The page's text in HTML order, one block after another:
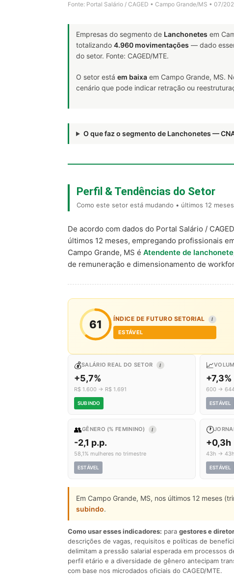
Fonte: Portal Salário / CAGED • Campo Grande/MS • 07/
Empresas do segmento de Lanchonetes em
totalizando 4.960 movimentações — dado
do setor. Fonte: CAGED/MTE.
O setor está em baixa em Campo Grande, MS.
cenário que pode indicar retração ou
O que faz o segmento de Lanchonetes —
Perfil & Tendências do Setor
Como este setor está mudando • últimos 12
De acordo com dados do Portal Salário /
últimos 12 meses, empregando profissionais
Campo Grande, MS é Atendente de lanchonete
de remuneração e dimensionamento de
61 ÍNDICE DE FUTURO SETORIAL I
ESTÁVEL
💰SALÁRIO REAL DO SETOR I
+5,7%
R$ 1.600 → R$ 1.691
SUBINDO
📈
+7,3%
600 →
ESTÁVEL
👥GÊNERO (% FEMININO) I
-2,1 p.p.
58,1% mulheres no trimestre
ESTÁVEL
🕐
+0,3h
43h →
ESTÁVEL
Em Campo Grande, MS, nos últimos 12 meses
subindo.
Como usar esses indicadores: para gestores e
descrições de vagas, requisitos e políticas de
delimitam a pressão salarial esperada em processos
perfil etário e a diversidade de gênero antecipam
com base nos microdados oficiais do CAGED/MTE.